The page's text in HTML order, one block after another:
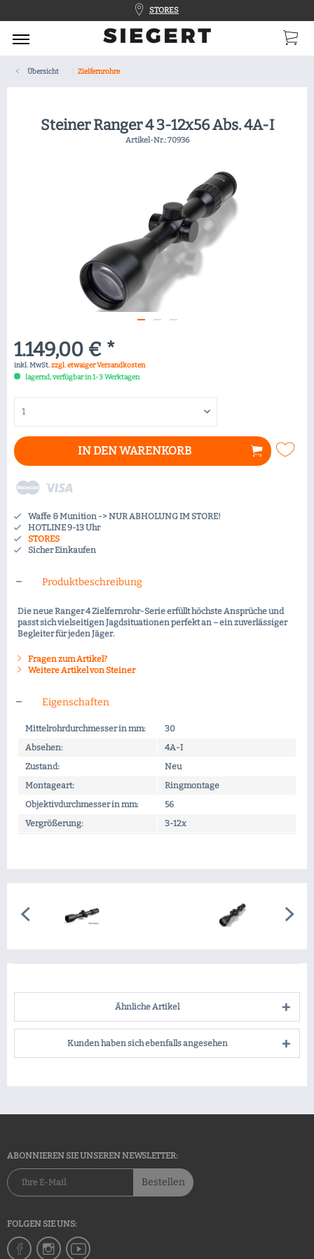
STORES
Übersicht Zielfernrohre
Steiner Ranger 4 3-12x56 Abs. 4A-I
Artikel-Nr.:70936
1.149,00 € *
inkl. MwSt.zzgl. etwaiger Versandkosten
lagernd, verfügbar in 1-3 Werktagen
IN DENWARENKORB
Waffe & Munition -> NUR ABHOLUNG IM STORE!
HOTLINE 9-13 Uhr
STORES
Sicher Einkaufen
Produktbeschreibung
Die neue Ranger 4 Zielfernrohr-Serie erfüllt höchste Ansprüche und
passt sich vielseitigen Jagdsituationen perfekt an – ein zuverlässiger
Begleiter für jeden Jäger.
Fragen zum Artikel?
Weitere Artikel von Steiner
Eigenschaften
Mittelrohrdurchmesser in mm:
30
Absehen:
4A-I
Zustand:
Neu
Montageart:
Ringmontage
Objektivdurchmesser in mm:
56
Vergrößerung:
3-12x
Ähnliche Artikel
Kunden haben sich ebenfalls angesehen
ABONNIEREN SIE UNSEREN NEWSLETTER:
Bestellen
FOLGEN SIE UNS: